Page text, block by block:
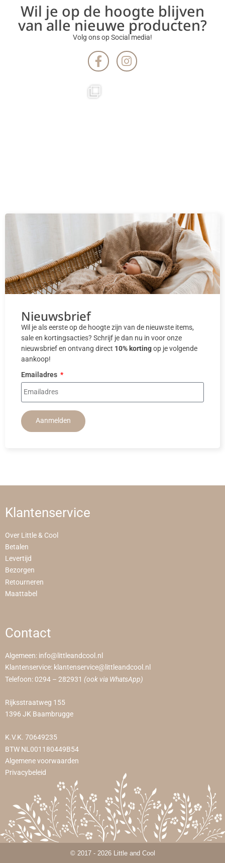
Wil je op de hoogte blijven
van alle nieuwe producten?
Volg ons op Social media!
Nieuwsbrief
Wil je als eerste op de hoogte zijn van de nieuwste items,
sale en kortingsacties? Schrijf je dan nu in voor onze
nieuwsbrief en ontvang direct 10% kortingop je volgende
aankoop!
Emailadres
Aanmelden
Klantenservice
Over Little & Cool
Betalen
Levertijd
Bezorgen
Retourneren
Maattabel
Contact
Algemeen: info@littleandcool.nl
Klantenservice: klantenservice@littleandcool.nl
Telefoon: 0294 – 282931 (ook via WhatsApp)
Rijksstraatweg 155
1396 JK Baambrugge
K.V.K. 70649235
BTW NL001180449B54
Algemene voorwaarden
Privacybeleid
© 2017 - 2026 Little and Cool